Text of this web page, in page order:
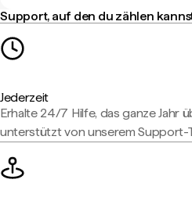
Support, auf den du zählen
Jederzeit
Erhalte 24/7 Hilfe, das ganze Jahr
unterstützt von unserem Support-